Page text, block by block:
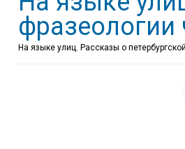
фразеологии
На языке улиц. Рассказы о